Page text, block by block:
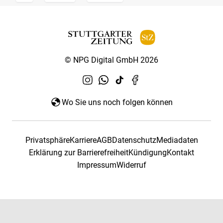
© NPG Digital GmbH 2026
Wo Sie uns noch folgen können
PrivatsphäreKarriereAGBDatenschutzMediadaten
Erklärung zur BarrierefreiheitKündigungKontakt
ImpressumWiderruf